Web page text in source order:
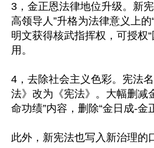
3，金正恩法律地位升级。新
高领导人”升格为法律意义上的
明文获得核武指挥权，可授权
用。
4，去除社会主义色彩。宪法
法》改为《宪法》。大幅删减
命功绩”内容，删除“金日成-金
此外，新宪法也写入新治理的